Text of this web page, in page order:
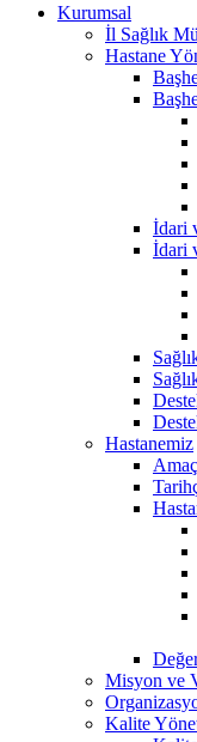
Kurumsal
İl Sağlık
Hastane
İdari
İdari
Hastanemiz
Misyon ve
Kalite